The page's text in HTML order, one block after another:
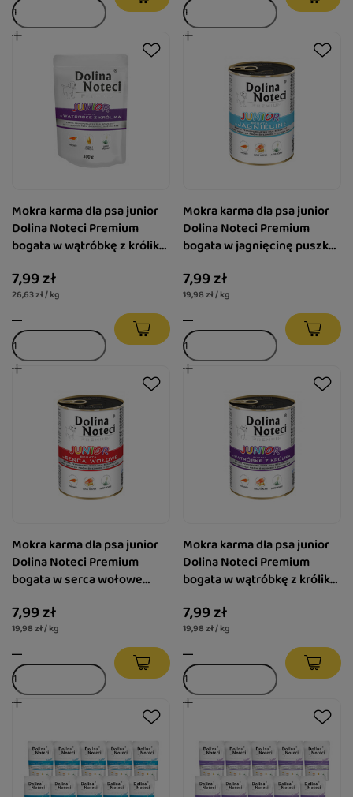
Mokra karma dla psa junior
Dolina Noteci Premium
bogata w wątróbkę z królika
7,99 zł
26,63 zł / kg
Mokra karma dla psa junior
Dolina Noteci Premium
bogata w jagnięcinę puszka
7,99 zł
19,98 zł / kg
Mokra karma dla psa junior
Dolina Noteci Premium
bogata w serca wołowe
7,99 zł
19,98 zł / kg
Mokra karma dla psa junior
Dolina Noteci Premium
bogata w wątróbkę z królika
7,99 zł
19,98 zł / kg